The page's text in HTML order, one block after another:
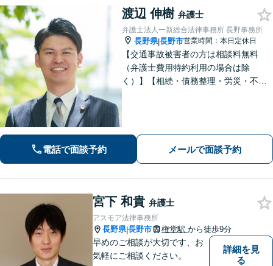
渡辺 伸樹 弁護士
弁護士法人一新総合法律事務所 長野事務所
長野県|長野市営業時間：本日定休日
【交通事故被害者の方は相談料無料
（弁護士費用特約利用の場合は除
く）】【相続・債務整理・労災・不貞
けます。お気軽にお問い合わせくださ
電話で面談予約 メールで面談予約
宮下 和貴 弁護士
アスモア法律事務所
長野県|長野市 権堂駅 から徒歩9分
早めのご相談が大切です、お
気軽にご相談ください。
詳細を見
る